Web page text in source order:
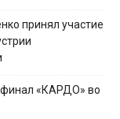
принял участие
финал «КАРДО» во